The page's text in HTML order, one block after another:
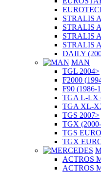
STRALIS
STRALIS
STRALIS
STRALIS
DAILY
MAN
TGL 2004>
F2000
F90 (1986-
TGA L-LX
TGA XL-
TGS 2007>
TGX
TGS
TGX
ACTROS
ACTROS